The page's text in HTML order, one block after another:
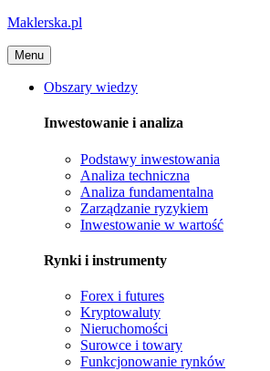
Maklerska.pl
Menu
Obszary wiedzy
Inwestowanie i analiza
Podstawy inwestowania
Analiza techniczna
Analiza fundamentalna
Zarządzanie ryzykiem
Inwestowanie w wartość
Rynki i instrumenty
Forex i futures
Kryptowaluty
Nieruchomości
Surowce i towary
Funkcjonowanie rynków